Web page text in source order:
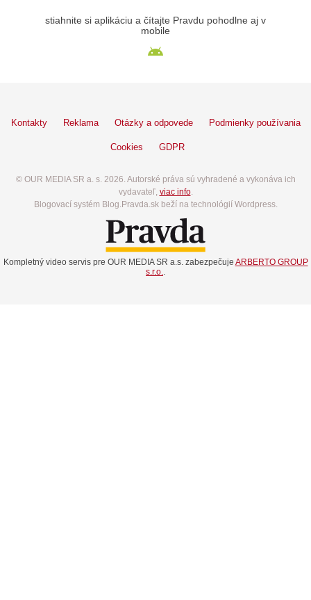
stiahnite si aplikáciu a čítajte Pravdu pohodlne aj v
mobile
Kontakty Reklama Otázky a odpovede Podmienky používania
Cookies GDPR
© OUR MEDIA SR a. s. 2026. Autorské práva sú vyhradené a vykonáva ich
vydavateľ, viac info.
Blogovací systém Blog.Pravda.sk beží na technológií Wordpress.
Kompletný video servis pre OUR MEDIA SR a.s. zabezpečuje ARBERTO GROUP
s.r.o.